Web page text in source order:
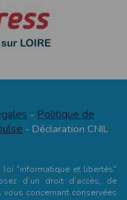
- Politique de
- Déclaration CNIL
loi "informatique et libertés"
d’un droit d’accès, de
concernant conservées